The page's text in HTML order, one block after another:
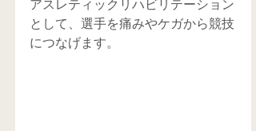
アスレティックリハビリテーション
として、選手を痛みやケガから競技
につなげます。